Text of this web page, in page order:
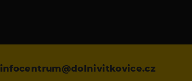
infocentrum@dolnivitkovice.cz